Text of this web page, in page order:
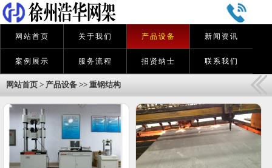
网站首页 关于我们 产品设备 新闻资讯
案例展示 服务流程 招贤纳士 联系我们
网站首页 > 产品设备 >> 重钢结构